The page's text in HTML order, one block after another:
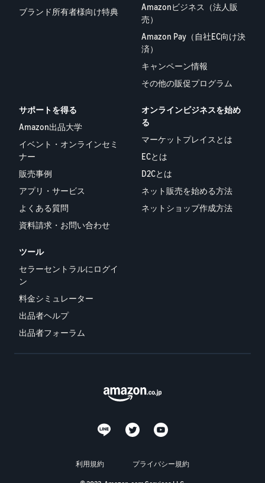
ブランド所有者様向け特典
Amazonビジネス（法人販
売）
Amazon Pay（自社EC向け決
済）
キャンペーン情報
その他の販促プログラム
サポートを得る
Amazon出品大学
イベント・オンラインセミ
ナー
販売事例
アプリ・サービス
よくある質問
資料請求・お問い合わせ
オンラインビジネスを始め
る
マーケットプレイスとは
ECとは
D2Cとは
ネット販売を始める方法
ネットショップ作成方法
ツール
セラーセントラルにログイ
ン
料金シミュレーター
出品者ヘルプ
出品者フォーラム
利用規約 プライバシー規約